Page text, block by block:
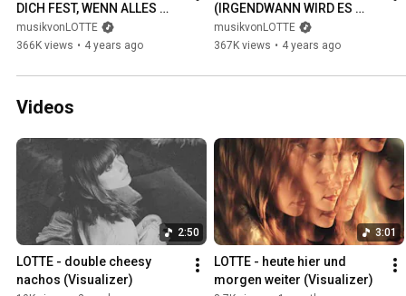
DICH FEST, WENN ALLES
ZERBRICHT? PT.1
(Offizielles Musikvideo)
musikvonLOTTE
366K views • 4 years ago
(IRGENDWANN WIRD ES
BESSER)
musikvonLOTTE
367K views • 4 years ago
Videos
2:50
LOTTE - double cheesy
nachos (Visualizer)
3:01
LOTTE - heute hier und
morgen weiter (Visualizer)